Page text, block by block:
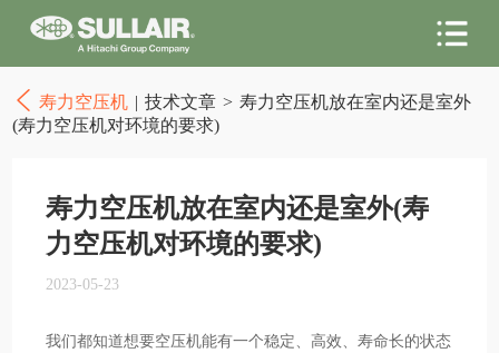
寿力空压机 | 技术文章 > 寿力空压机放在室内还是室外
(寿力空压机对环境的要求)
寿力空压机放在室内还是室外(寿
力空压机对环境的要求)
2023-05-23
我们都知道想要空压机能有一个稳定、高效、寿命长的状态